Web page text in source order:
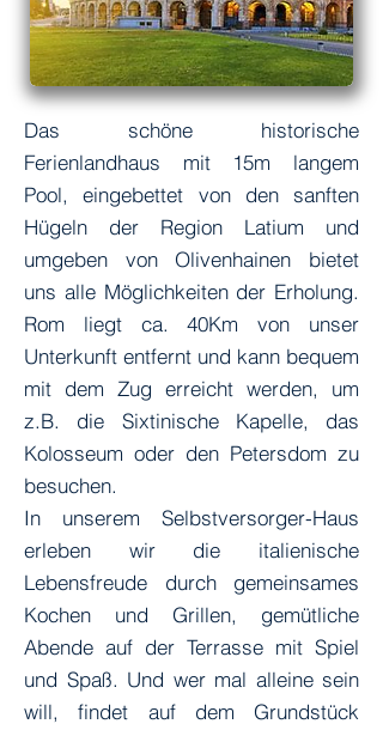
Das schöne historische
Ferienlandhaus mit 15m langem
Pool, eingebettet von den sanften
Hügeln der Region Latium und
umgeben von Olivenhainen bietet
uns alle Möglichkeiten der Erholung.
Rom liegt ca. 40Km von unser
Unterkunft entfernt und kann bequem
mit dem Zug erreicht werden, um
z.B. die Sixtinische Kapelle, das
Kolosseum oder den Petersdom zu
besuchen.
In unserem Selbstversorger-Haus
erleben wir die italienische
Lebensfreude durch gemeinsames
Kochen und Grillen, gemütliche
Abende auf der Terrasse mit Spiel
und Spaß. Und wer mal alleine sein
will, findet auf dem Grundstück